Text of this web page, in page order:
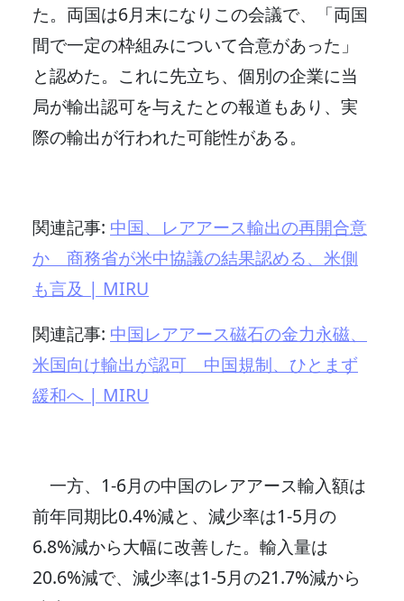
た。両国は6月末になりこの会議で、「両国
間で一定の枠組みについて合意があった」
と認めた。これに先立ち、個別の企業に当
局が輸出認可を与えたとの報道もあり、実
際の輸出が行われた可能性がある。
関連記事: 中国、レアアース輸出の再開合意
か 商務省が米中協議の結果認める、米側
も言及 | MIRU
関連記事: 中国レアアース磁石の金力永磁、
米国向け輸出が認可 中国規制、ひとまず
緩和へ | MIRU
一方、1-6月の中国のレアアース輸入額は
前年同期比0.4%減と、減少率は1-5月の
6.8%減から大幅に改善した。輸入量は
20.6%減で、減少率は1-5月の21.7%減から